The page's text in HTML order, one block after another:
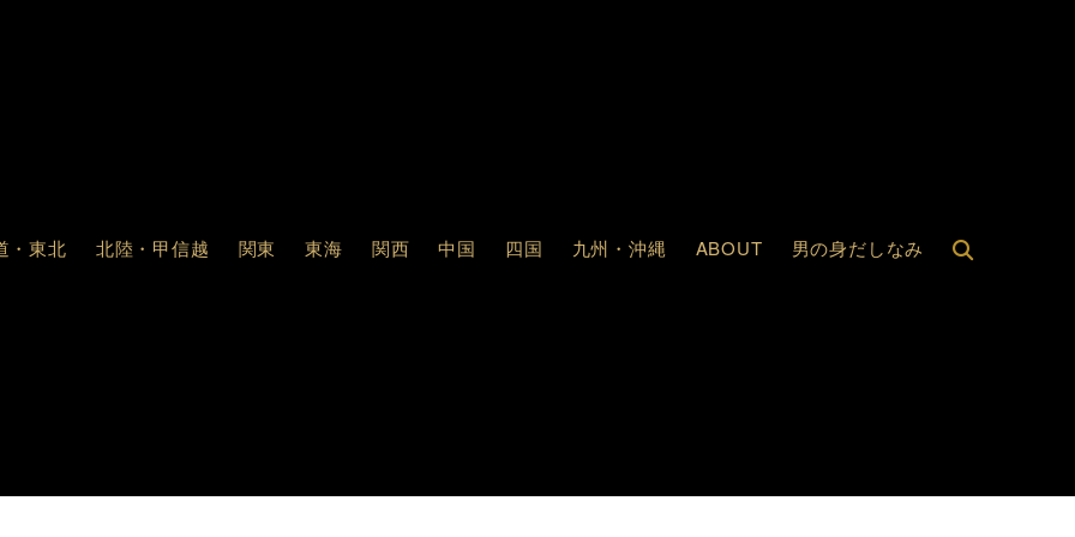
・東北 北陸・甲信越 関東 東海 関西 中国 四国 九州・沖縄 ABOUT 男の身だしなみ